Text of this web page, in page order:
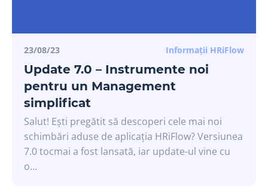
23/08/23 Informații HRiFlow
Update 7.0 – Instrumente noi
pentru un Management
simplificat
Salut! Ești pregătit să descoperi cele mai noi
schimbări aduse de aplicația HRiFlow? Versiunea
7.0 tocmai a fost lansată, iar update-ul vine cu
o...